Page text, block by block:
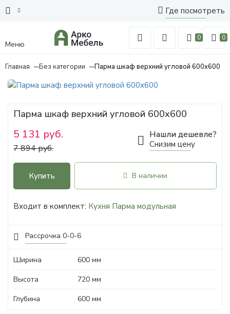
Где посмотреть
Меню
0 0
Главная Без категории Парма шкаф верхний угловой 600х600
Рассрочка 0-0-6
Парма шкаф верхний угловой 600х600
5 131 руб.
7 894 руб.
Нашли дешевле?
Снизим цену
Купить В наличии
Входит в комплект: Кухня Парма модульная
Ширина
600 мм
Высота
720 мм
Глубина
600 мм